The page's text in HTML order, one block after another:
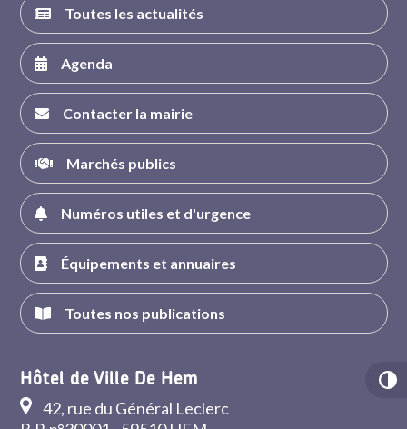
Toutes les actualités
Agenda
Contacter la mairie
Marchés publics
Numéros utiles et d'urgence
Équipements et annuaires
Toutes nos publications
Hôtel de Ville De Hem
42, rue du Général Leclerc